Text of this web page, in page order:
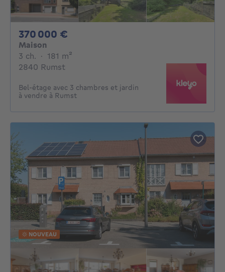
370 000 €
Maison
3 ch. 3 chambres
· 181 m²
2840 Rumst
Bel-étage avec 3 chambres et jardin
à vendre à Rumst
NOUVEAU